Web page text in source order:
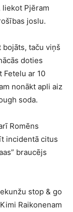
liekot Pjēram
joslu.
taču viņš
doties
Fetelu ar 10
nonākt apli aiz
soda.
Romēns
incidentā citus
braucējs
stop & go
Raikonenam